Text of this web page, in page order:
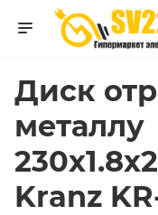
Диск
металлу
Kranz